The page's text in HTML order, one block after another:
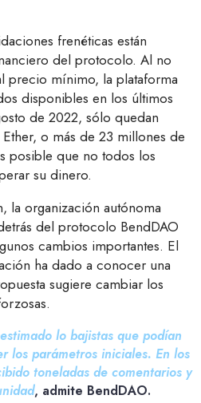
frenéticas están
del protocolo. Al no
precio mínimo, la plataforma
disponibles en los últimos
de 2022, sólo quedan
o más de 23 millones de
posible que no todos los
su dinero.
la organización autónoma
del protocolo BendDAO
cambios importantes. El
ha dado a conocer una
sugiere cambiar los
lo bajistas que podían
los parámetros iniciales. En los
toneladas de comentarios y
, admite BendDAO.